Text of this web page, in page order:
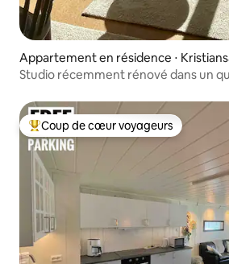
Appartement en résidence ⋅
Studio récemment rénové dans un
Coups de cœur voyageurs les plus
Coup de cœur voyageurs